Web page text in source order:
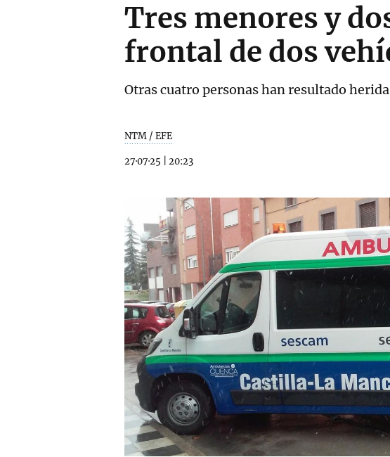
Tres menores y
frontal de dos
Otras cuatro personas han resultado
NTM / EFE
27·07·25 20:23